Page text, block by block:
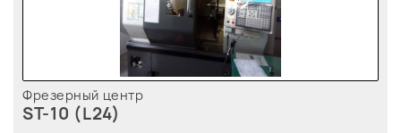
Фрезерный центр
ST-10 (L24)